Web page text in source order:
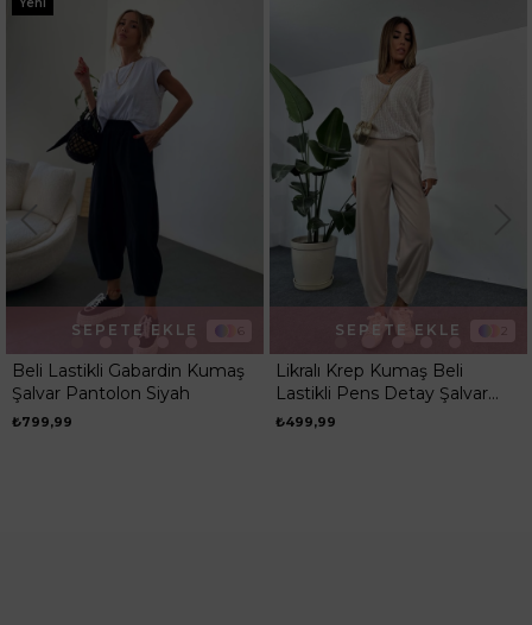
Beli Lastikli Gabardin Kumaş
Şalvar Pantolon Siyah
₺799,99
SEPETE EKLE
Likralı Krep Kumaş Beli
Lastikli Pens Detay Şalvar
Pantolon Taş
₺499,99
SEPETE EKLE